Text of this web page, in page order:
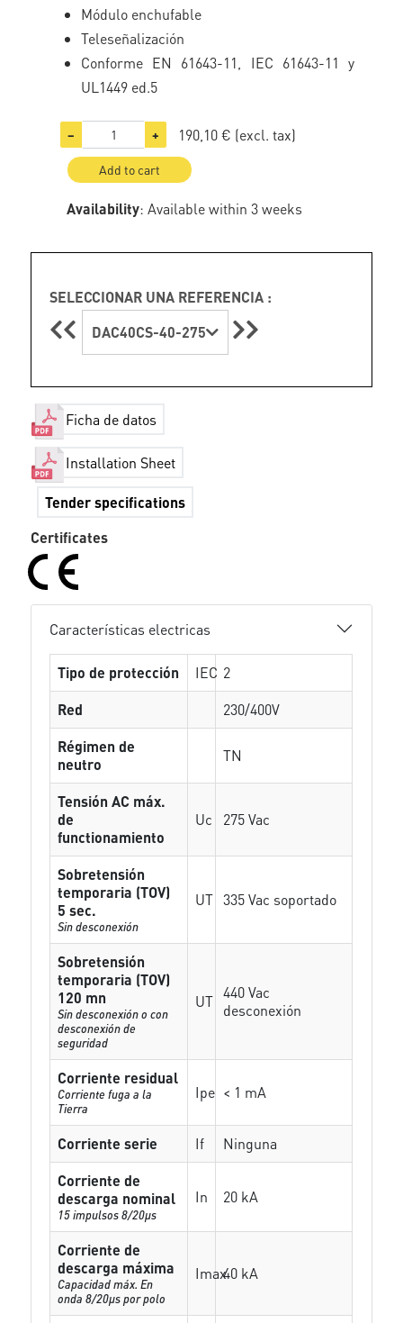
Módulo enchufable
Teleseñalización
Conforme EN 61643-11, IEC 61643-11 y
UL1449 ed.5
− + 190,10 € (excl. tax)
Add to cart
Availability: Available within 3 weeks
SELECCIONAR UNA REFERENCIA :
DAC40CS-40-275
Ficha de datos
Installation Sheet
Tender specifications
Certificates
Características electricas
Tipo de protección IEC 2
Red
230/400V
Régimen de
neutro
TN
Tensión AC máx.
de
functionamiento
Uc 275 Vac
Sobretensión
temporaria (TOV)
5 sec.
Sin desconexión
UT 335 Vac soportado
Sobretensión
temporaria (TOV)
120 mn
Sin desconexión o con
desconexión de
seguridad
UT 440 Vac
desconexión
Corriente residual
Corriente fuga a la
Tierra
Ipe < 1 mA
Corriente serie If
Ninguna
Corriente de
descarga nominal
15 impulsos 8/20µs
In 20 kA
Corriente de
descarga máxima
Capacidad máx. En
onda 8/20µs por polo
Imax40 kA